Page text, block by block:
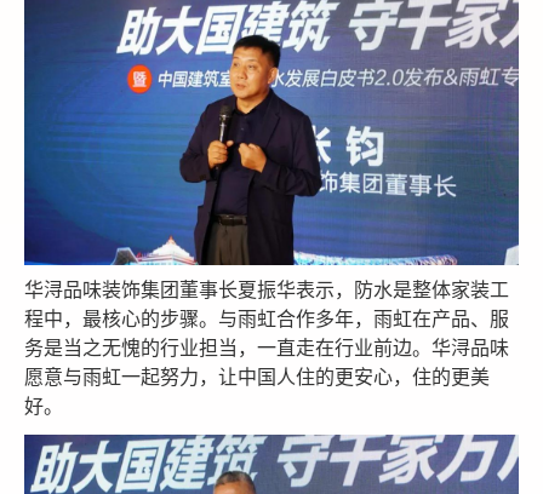
华浔品味装饰集团董事长夏振华表示，防水是整体家装工
程中，最核心的步骤。与雨虹合作多年，雨虹在产品、服
务是当之无愧的行业担当，一直走在行业前边。华浔品味
愿意与雨虹一起努力，让中国人住的更安心，住的更美
好。